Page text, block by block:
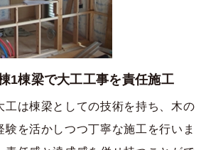
1棟梁で大工工事を責任施工
工は棟梁としての技術を持ち、木の
験を活かしつつ丁寧な施工を行いま